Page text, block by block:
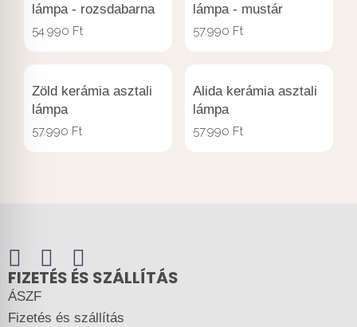
lámpa - rozsdabarna
54.990 Ft
lámpa - mustár
57.990 Ft
Zöld kerámia asztali
lámpa
57.990 Ft
Alida kerámia asztali
lámpa
57.990 Ft
FIZETÉS ÉS SZÁLLÍTÁS
ÁSZF
Fizetés és szállítás